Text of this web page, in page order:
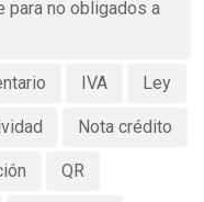
para no obligados a
IVA Ley
Nota crédito
QR